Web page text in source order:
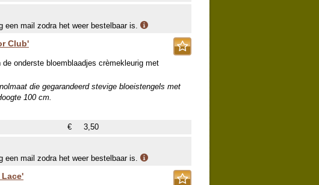
mail zodra het weer bestelbaar is.
Club'
onderste bloemblaadjes crèmekleurig met
die gegarandeerd stevige bloeistengels met
100 cm.
€
3,50
mail zodra het weer bestelbaar is.